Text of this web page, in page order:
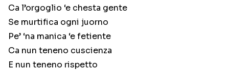
Ca l’orgoglio ‘e chesta gente
Se murtifica ogni juorno
Pe’ ‘na manica ‘e fetiente
Ca nun teneno cuscienza
E nun teneno rispetto